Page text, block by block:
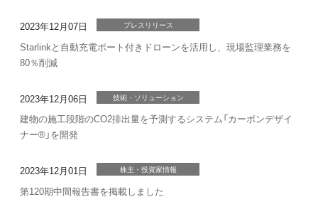
2023年12月07日 プレスリリース
Starlinkと自動充電ポート付きドローンを活用し、現場監理業務を
80％削減
2023年12月06日 技術・ソリューション
建物の施工段階のCO2排出量を予測するシステム「カーボンデザイ
ナー®」を開発
2023年12月01日 株主・投資家情報
第120期中間報告書を掲載しました